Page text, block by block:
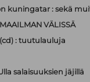
kuningatar : sekä
VÄLISSÄ
: tuutulauluja
salaisuuksien jäjillä